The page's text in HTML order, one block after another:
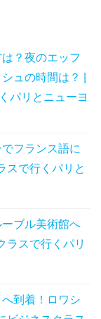
？夜のエッフ
ュの時間は？ |
パリとニューヨ
フランス語に
スで行くパリと
ブル美術館へ
ラスで行くパリ
到着！ロワシ